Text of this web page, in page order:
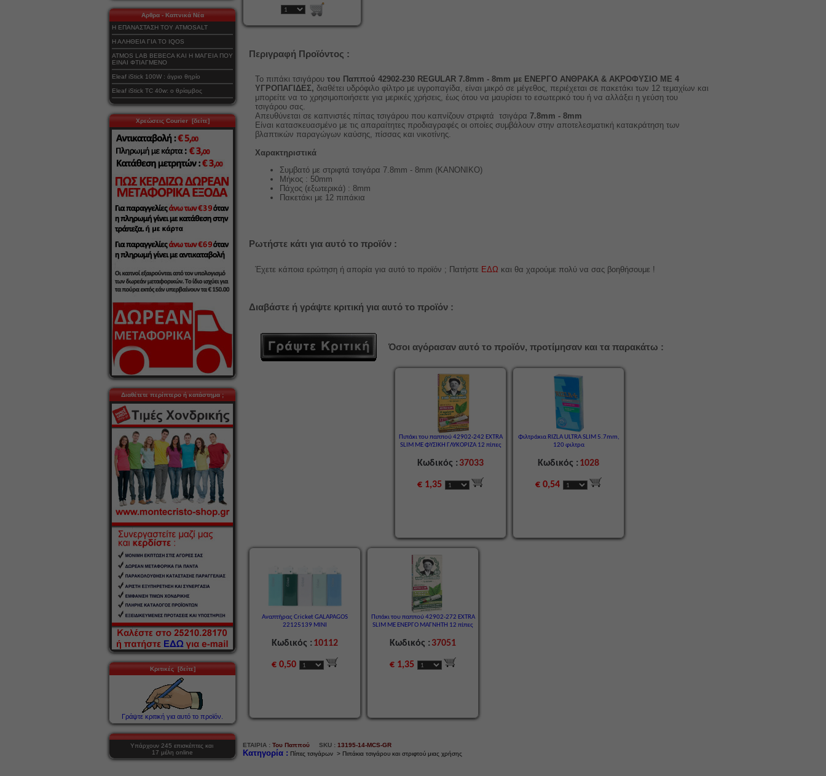
Αρθρα - Καπνικά Νέα
Η ΕΠΑΝΑΣΤΑΣΗ ΤΟΥ ATMOSALT
Η ΑΛΗΘΕΙΑ ΓΙΑ ΤΟ IQOS
ATMOS LAB BEBECA ΚΑΙ Η ΜΑΓΕΙΑ ΠΟΥ
ΕΙΝΑΙ ΦΤΙΑΓΜΕΝΟ
Eleaf iStick 100W : άγριο θηρίο
Eleaf iStick TC 40w: ο θρίαμβος
Χρεώσεις Courier [δείτε]
Διαθέτετε περίπτερο ή κατάστημα ;
Κριτικές [δείτε]
Γράψτε κριτική για αυτό το προϊόν.
Υπάρχουν 245 επισκέπτες και
17 μέλη online
Περιγραφή Προϊόντος :
Το πιπάκι τσιγάρου του Παππού 42902-230 REGULAR 7.8mm - 8mm με ΕΝΕΡΓΟ ΑΝΘΡΑΚΑ & ΑΚΡΟΦΥΣΙΟ ΜΕ 4
ΥΓΡΟΠΑΓΙΔΕΣ, διαθέτει υδρόφιλο φίλτρο με υγροπαγίδα, είναι μικρό σε μέγεθος, περιέχεται σε πακετάκι των 12 τεμαχίων και
μπορείτε να το χρησιμοποιήσετε για μερικές χρήσεις, έως ότου να μαυρίσει το εσωτερικό του ή να αλλάξει η γεύση του
τσιγάρου σας.
Απευθύνεται σε καπνιστές πίπας τσιγάρου που καπνίζουν στριφτά τσιγάρα 7.8mm - 8mm
Είναι κατασκευασμένο με τις απαραίτητες προδιαγραφές οι οποίες συμβάλουν στην αποτελεσματική κατακράτηση των
βλαπτικών παραγώγων καύσης, πίσσας και νικοτίνης.
Χαρακτηριστικά
Συμβατό με στριφτά τσιγάρα 7.8mm - 8mm (ΚΑΝΟΝΙΚΟ)
Μήκος : 50mm
Πάχος (εξωτερικά) : 8mm
Πακετάκι με 12 πιπάκια
Ρωτήστε κάτι για αυτό το προϊόν :
Έχετε κάποια ερώτηση ή απορία για αυτό το προϊόν ; Πατήστε ΕΔΩ και θα χαρούμε πολύ να σας βοηθήσουμε !
Διαβάστε ή γράψτε κριτική για αυτό το προϊόν :
Όσοι αγόρασαν αυτό το προϊόν, προτίμησαν και τα παρακάτω :
Πιπάκι του παππού 42902-242 EXTRA
SLIM ΜΕ ΦΥΣΙΚΗ ΓΛΥΚΟΡΙΖΑ 12 πίπες
Κωδικός : 37033
€ 1,35
Φιλτράκια RIZLA ULTRA SLIM 5.7mm,
120 φιλτρα
Κωδικός : 1028
€ 0,54
Αναπτήρας Cricket GALAPAGOS
22125139 MINI
Κωδικός : 10112
€ 0,50
Πιπάκι του παππού 42902-272 EXTRA
SLIM ΜΕ ΕΝΕΡΓΟ ΜΑΓΝΗΤΗ 12 πίπες
Κωδικός : 37051
€ 1,35
ΕΤΑΙΡΙΑ : Του Παππού SKU : 13195-14-MCS-GR
Κατηγορία : Πίπες τσιγάρων > Πιπάκια τσιγάρου και στριφτού μιας χρήσης